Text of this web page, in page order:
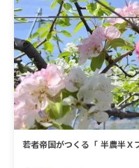
若者帝国がつくる「 半農半Ｘ